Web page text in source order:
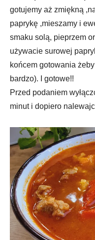
gotujemy aż zmiękną
paprykę ,mieszamy i
smaku solą, pieprzem
używacie surowej
końcem gotowania
bardzo). I gotowe!!
Przed podaniem
minut i dopiero